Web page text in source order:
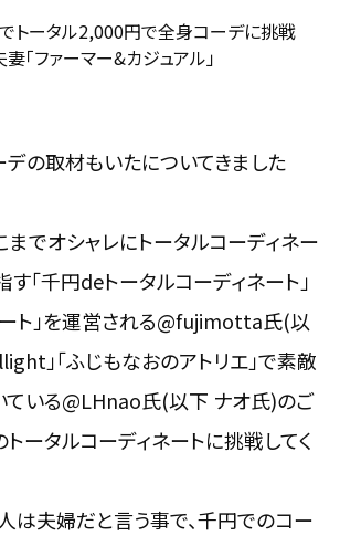
デの取材もいたについてきました
までオシャレにトータルコーディネー
す「千円deトータルコーディネート 」
ト 」を運営される@fujimotta氏(以
」「ふじもなおのアトリエ」で素敵
ている@LHnao氏(以下 ナオ氏)のご
ータルコーディネートに挑戦してく
は夫婦だと言う事で、千円でのコー